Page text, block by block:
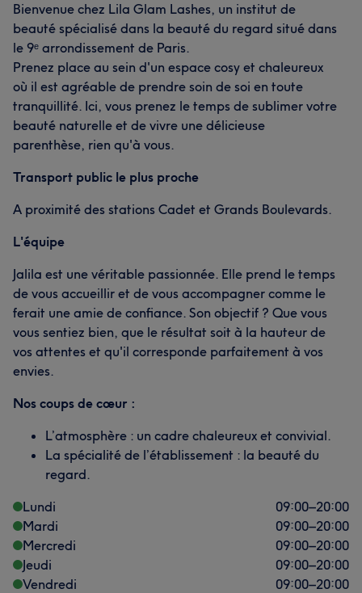
Bienvenue chez Lila Glam Lashes, un institut de
beauté spécialisé dans la beauté du regard situé dans
le 9ᵉ arrondissement de Paris.
Prenez place au sein d'un espace cosy et chaleureux
où il est agréable de prendre soin de soi en toute
tranquillité. Ici, vous prenez le temps de sublimer votre
beauté naturelle et de vivre une délicieuse
parenthèse, rien qu'à vous.
Transport public le plus proche
A proximité des stations Cadet et Grands Boulevards.
L'équipe
Jalila est une véritable passionnée. Elle prend le temps
de vous accueillir et de vous accompagner comme le
ferait une amie de confiance. Son objectif ? Que vous
vous sentiez bien, que le résultat soit à la hauteur de
vos attentes et qu'il corresponde parfaitement à vos
envies.
Nos coups de cœur :
L’atmosphère : un cadre chaleureux et convivial.
La spécialité de l’établissement : la beauté du
regard.
Lundi
09:00–20:00
Mardi
09:00–20:00
Mercredi
09:00–20:00
Jeudi
09:00–20:00
Vendredi
09:00–20:00